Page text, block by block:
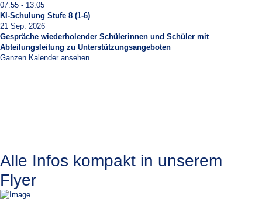
07:55 - 13:05
KI-Schulung Stufe 8 (1-6)
21 Sep. 2026
Gespräche wiederholender Schülerinnen und Schüler mit
Abteilungsleitung zu Unterstützungsangeboten
Ganzen Kalender ansehen
Alle Infos kompakt in unserem
Flyer